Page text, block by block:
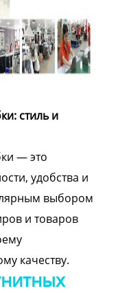
стиль и
— это
удобства и
выбором
и товаров
качеству.